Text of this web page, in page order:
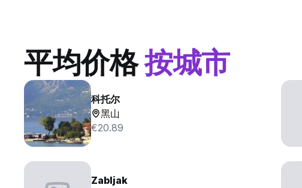
平均价格按城市
科托尔
黑山
€20.89
Zabljak